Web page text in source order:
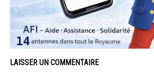
LAISSER UN COMMENTAIRE